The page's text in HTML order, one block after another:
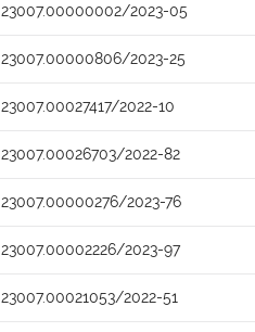
23007.00000002/2023-05
23007.00000806/2023-25
23007.00027417/2022-10
23007.00026703/2022-82
23007.00000276/2023-76
23007.00002226/2023-97
23007.00021053/2022-51